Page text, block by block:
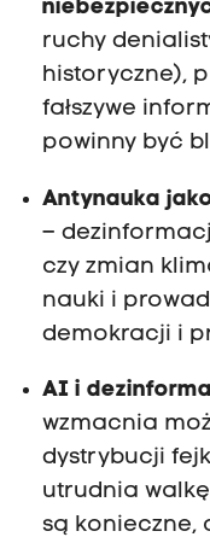
ruchy
historyczne),
fałszywe
powinny być
Antynauka
–
czy zmian
nauki i
demokracji i
AI i
wzmacnia
dystrybucji
utrudnia
są konieczne,